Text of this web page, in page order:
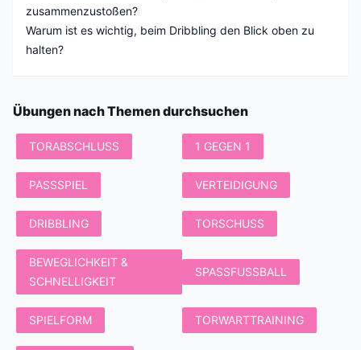
zusammenzustoßen?
Warum ist es wichtig, beim Dribbling den Blick oben zu
halten?
Übungen nach Themen durchsuchen
TORABSCHLUSS 1 GEGEN 1
PASSSPIEL VERTEIDIGUNG
DRIBBLING TORSCHUSS
BEWEGLICHKEIT &
SCHNELLIGKEIT
SPASSFUSSBALL
SPIELFORM TORWARTTRAINING